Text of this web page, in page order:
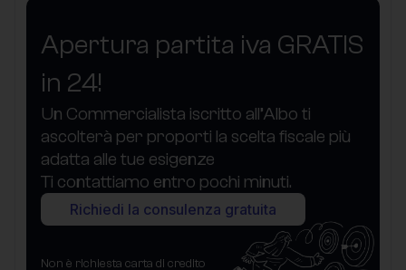
Apertura partita iva GRATIS
in 24!
Un Commercialista iscritto all’Albo ti
ascolterà per proporti la scelta fiscale più
adatta alle tue esigenze
Ti contattiamo entro pochi minuti.
Richiedi la consulenza gratuita
Non è richiesta carta di credito